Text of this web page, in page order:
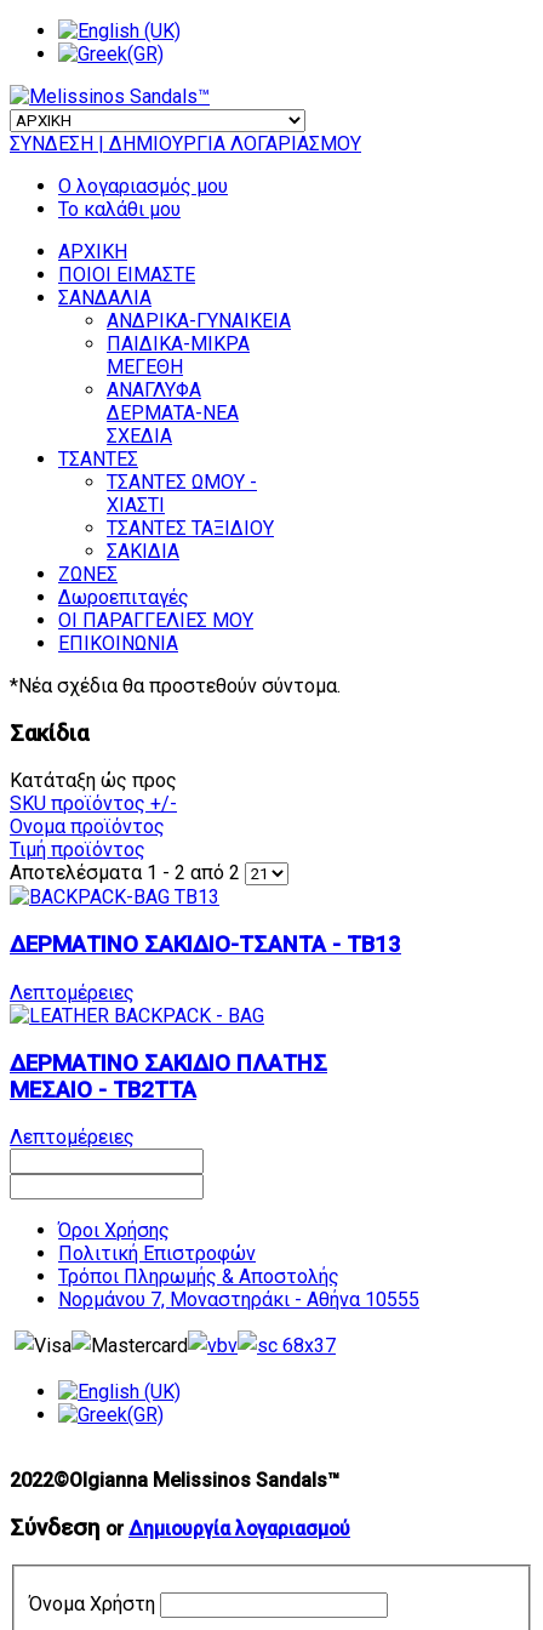
ΣΥΝΔΕΣΗ | ΔΗΜΙΟΥΡΓΙΑ ΛΟΓΑΡΙΑΣΜΟΥ
Ο λογαριασμός μου
Το καλάθι μου
ΑΡΧΙΚΗ
ΠΟΙΟΙ ΕΙΜΑΣΤΕ
ΣΑΝΔΑΛΙΑ
ΑΝΔΡΙΚΑ-ΓΥΝΑΙΚΕΙΑ
ΠΑΙΔΙΚΑ-ΜΙΚΡΑ
ΜΕΓΕΘΗ
ΑΝΑΓΛΥΦΑ
ΔΕΡΜΑΤΑ-ΝΕΑ
ΣΧΕΔΙΑ
ΤΣΑΝΤΕΣ
ΤΣΑΝΤΕΣ ΩΜΟΥ -
ΧΙΑΣΤΙ
ΤΣΑΝΤΕΣ ΤΑΞΙΔΙΟΥ
ΣΑΚΙΔΙΑ
ΖΩΝΕΣ
Δωροεπιταγές
ΟΙ ΠΑΡΑΓΓΕΛΙΕΣ ΜΟΥ
ΕΠΙΚΟΙΝΩΝΙΑ
*Νέα σχέδια θα προστεθούν σύντομα.
Σακίδια
Κατάταξη ώς προς
SKU προϊόντος +/-
Ονομα προϊόντος
Τιμή προϊόντος
Αποτελέσματα 1 - 2 από 2
ΔΕΡΜΑΤΙΝΟ ΣΑΚΙΔΙΟ-ΤΣΑΝΤΑ - TB13
Λεπτομέρειες
ΔΕΡΜΑΤΙΝΟ ΣΑΚΙΔΙΟ ΠΛΑΤΗΣ
ΜΕΣΑΙΟ - TB2TTA
Λεπτομέρειες
Όροι Χρήσης
Πολιτική Επιστροφών
Τρόποι Πληρωμής & Αποστολής
Νορμάνου 7, Μοναστηράκι - Αθήνα 10555
2022©Olgianna Melissinos Sandals™
Σύνδεση orΔημιουργία λογαριασμού
Όνομα Χρήστη